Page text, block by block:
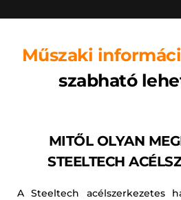
Műszaki
szabható
MITŐL OLYAN
STEELTECH
A Steeltech acélszerkezetes